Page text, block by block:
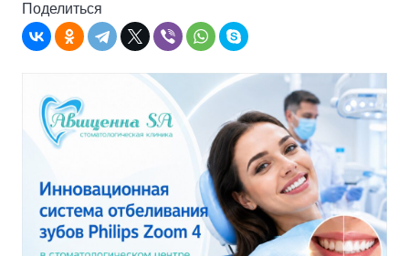
Поделиться